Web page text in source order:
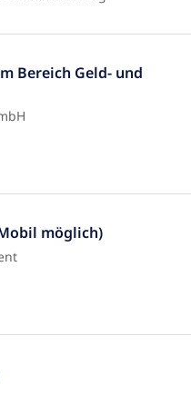
Bereich Geld- und
möglich)